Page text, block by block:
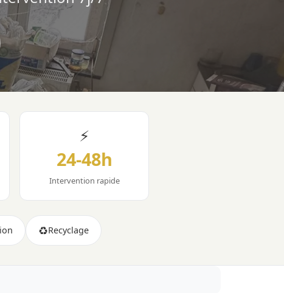
⚡
24-48h
Intervention rapide
♻️Recyclage